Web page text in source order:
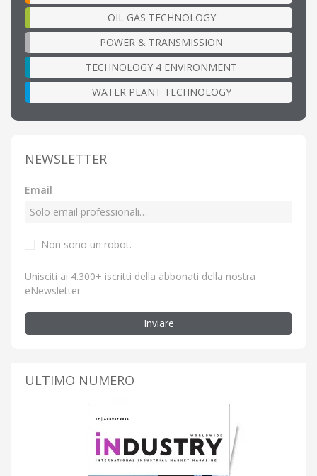
OIL GAS TECHNOLOGY
POWER & TRANSMISSION
TECHNOLOGY 4 ENVIRONMENT
WATER PLANT TECHNOLOGY
NEWSLETTER
Email
Non sono un robot.
Unisciti ai 4.300+ iscritti della abbonati della nostra
eNewsletter
Inviare
ULTIMO NUMERO